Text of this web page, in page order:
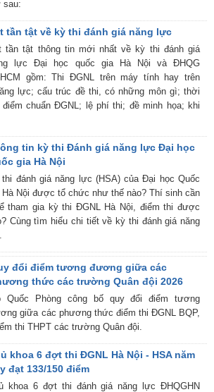
sau:
tần tật về kỳ thi đánh giá năng lực
tần tật thông tin mới nhất về kỳ thi đánh giá
lực Đại học quốc gia Hà Nội và ĐHQG
gồm: Thi ĐGNL trên máy tính hay trên
lực; cấu trúc đề thi, có những môn gì; thời
chuẩn ĐGNL; lệ phí thi; đề minh họa; khi
tin kỳ thi Đánh giá năng lực Đại học
gia Hà Nội
thi đánh giá năng lực (HSA) của Đại học Quốc
Hà Nội được tổ chức như thế nào? Thí sinh cần
tham gia kỳ thi ĐGNL Hà Nội, điểm thi được
Cùng tìm hiểu chi tiết về kỳ thi đánh giá năng
đổi điểm tương đương giữa các
thức các trường Quân đội 2026
Quốc Phòng công bố quy đổi điểm tương
giữa các phương thức điểm thi ĐGNL BQP,
thi THPT các trường Quân đội.
khoa 6 đợt thi ĐGNL Hà Nội - HSA năm
đạt 133/150 điểm
khoa 6 đợt thi đánh giá năng lực ĐHQGHN